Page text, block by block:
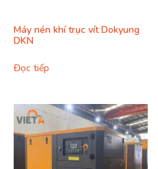
Máy nén khí trục vít Dokyung
DKN
Đọc tiếp